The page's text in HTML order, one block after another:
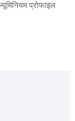
प्रोफाइल